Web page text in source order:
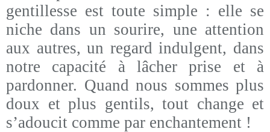
gentillesse est toute simple : elle se
niche dans un sourire, une attention
aux autres, un regard indulgent, dans
notre capacité à lâcher prise et à
pardonner. Quand nous sommes plus
doux et plus gentils, tout change et
s’adoucit comme par enchantement !